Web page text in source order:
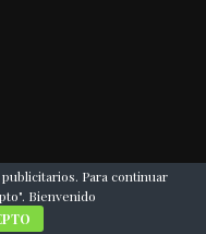
Para continuar
Bienvenido